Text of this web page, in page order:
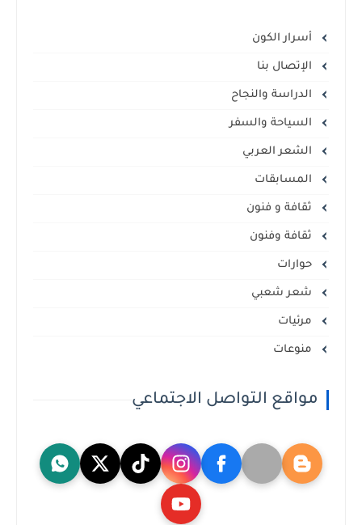
أسرار الكون
الإتصال بنا
الدراسة والنجاح
السياحة والسفر
الشعر العربي
المسابقات
ثقافة و فنون
ثقافة وفنون
حوارات
شعر شعبي
مرئيات
منوعات
مواقع التواصل الاجتماعي